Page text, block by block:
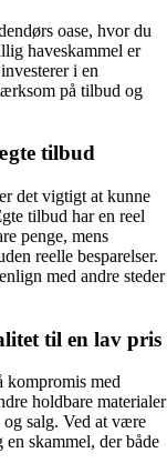
oase, hvor du
haveskammel er
i en
på tilbud og
tilbud
det vigtigt at kunne
tilbud har en reel
penge, mens
reelle besparelser.
med andre steder
til en lav pris
kompromis med
holdbare materialer
salg. Ved at være
skammel, der både